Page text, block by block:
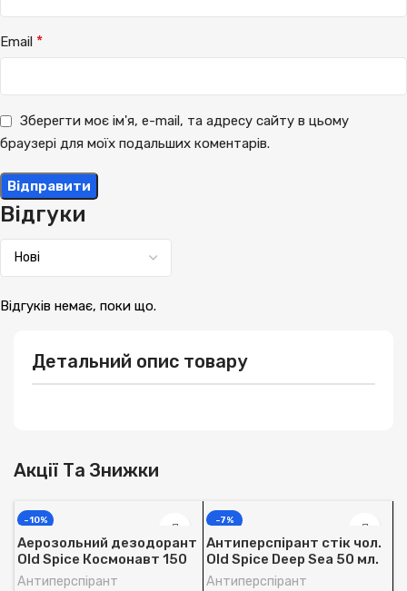
Детальний опис товару
Відгуки
Відгуків немає, поки що.
Email *
Зберегти моє ім'я, e-mail, та адресу сайту в цьому
браузері для моїх подальших коментарів.
Акції Та Знижки
-10%
Аерозольний дезодорант
Old Spice Космонавт 150
мл.
Антиперспірант
-7%
Антиперспірант стік чол.
Old Spice Deep Sea 50 мл.
Антиперспірант